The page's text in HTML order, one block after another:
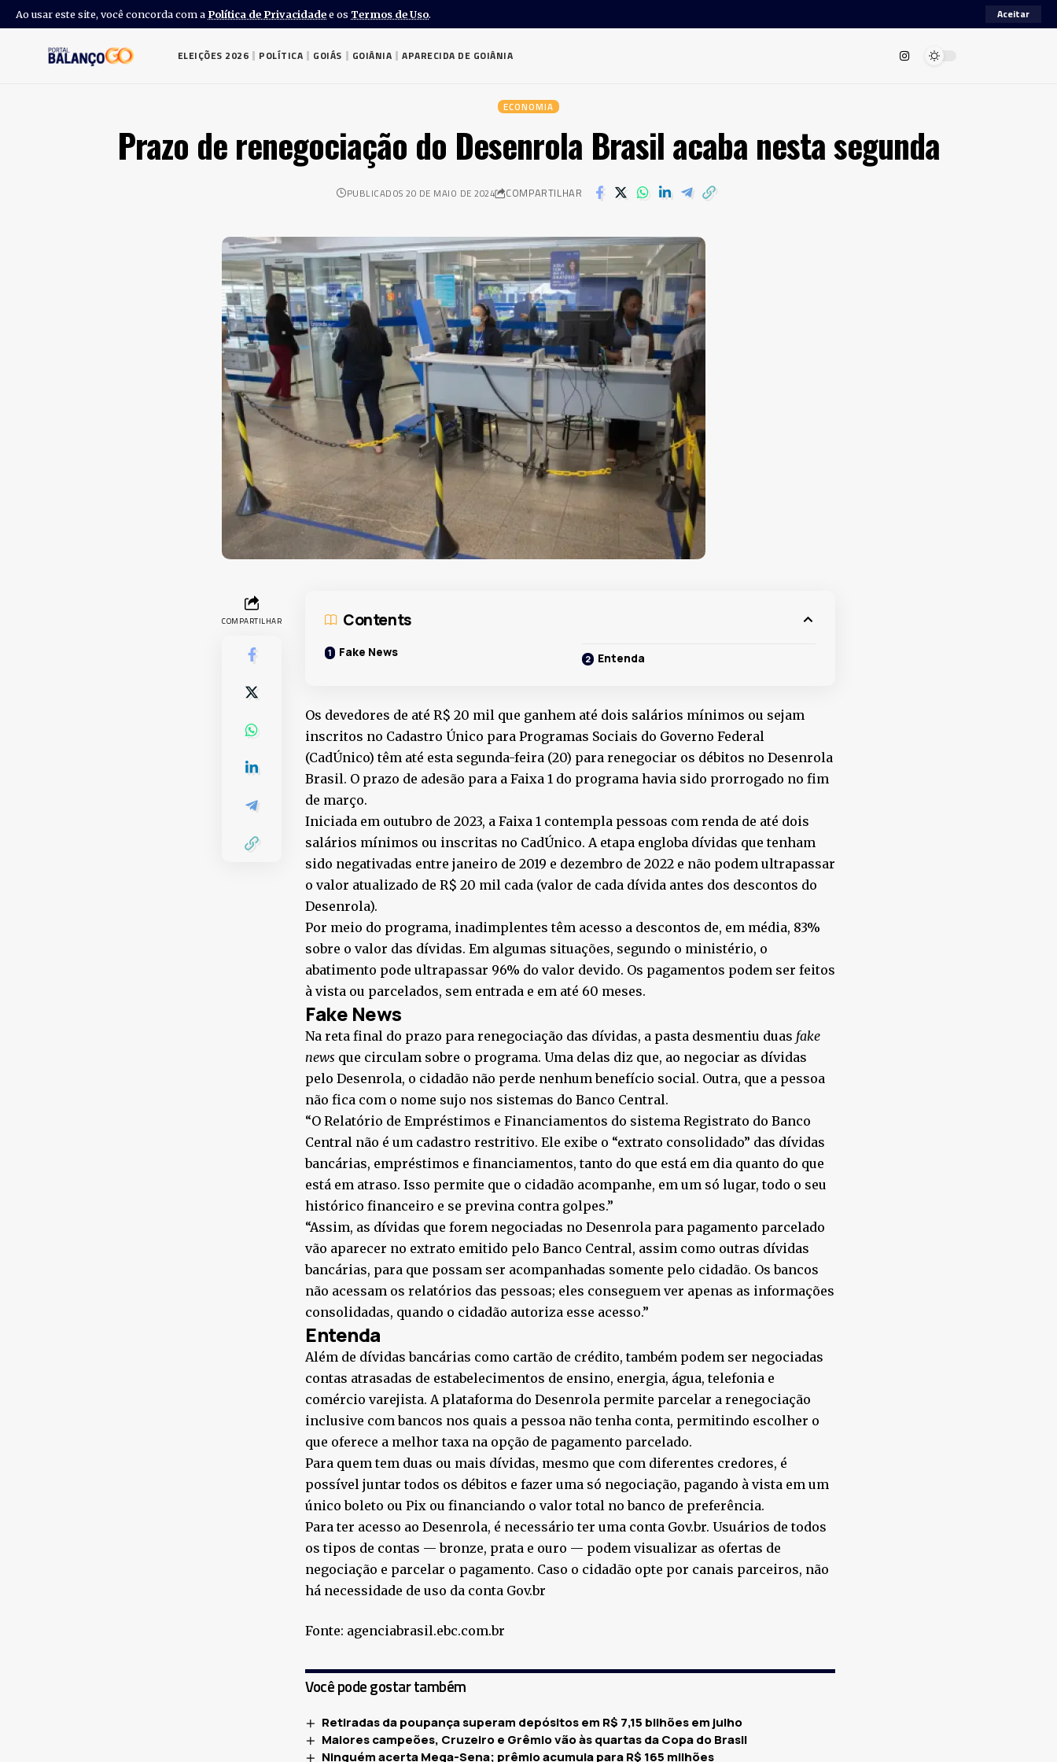
Ao usar este site, você concorda com a Política de Privacidadee os Termos de Uso. Aceitar
ELEIÇÕES 2026 POLÍTICA GOIÁS GOIÂNIA APARECIDA DE GOIÂNIA
ECONOMIA
Prazo de renegociação do Desenrola Brasil acaba nesta segunda
PUBLICADOS 20 DE MAIO DE 2024 COMPARTILHAR
COMPARTILHAR Contents
Fake News Entenda
Os devedores de até R$ 20 mil que ganhem até dois salários mínimos ou sejam
inscritos no Cadastro Único para Programas Sociais do Governo Federal
(CadÚnico) têm até esta segunda-feira (20) para renegociar os débitos no Desenrola
Brasil. O prazo de adesão para a Faixa 1 do programa havia sido prorrogado no fim
de março.
Iniciada em outubro de 2023, a Faixa 1 contempla pessoas com renda de até dois
salários mínimos ou inscritas no CadÚnico. A etapa engloba dívidas que tenham
sido negativadas entre janeiro de 2019 e dezembro de 2022 e não podem ultrapassar
o valor atualizado de R$ 20 mil cada (valor de cada dívida antes dos descontos do
Desenrola).
Por meio do programa, inadimplentes têm acesso a descontos de, em média, 83%
sobre o valor das dívidas. Em algumas situações, segundo o ministério, o
abatimento pode ultrapassar 96% do valor devido. Os pagamentos podem ser feitos
à vista ou parcelados, sem entrada e em até 60 meses.
Fake News
Na reta final do prazo para renegociação das dívidas, a pasta desmentiu duas fake
news que circulam sobre o programa. Uma delas diz que, ao negociar as dívidas
pelo Desenrola, o cidadão não perde nenhum benefício social. Outra, que a pessoa
não fica com o nome sujo nos sistemas do Banco Central.
“O Relatório de Empréstimos e Financiamentos do sistema Registrato do Banco
Central não é um cadastro restritivo. Ele exibe o “extrato consolidado” das dívidas
bancárias, empréstimos e financiamentos, tanto do que está em dia quanto do que
está em atraso. Isso permite que o cidadão acompanhe, em um só lugar, todo o seu
histórico financeiro e se previna contra golpes.”
“Assim, as dívidas que forem negociadas no Desenrola para pagamento parcelado
vão aparecer no extrato emitido pelo Banco Central, assim como outras dívidas
bancárias, para que possam ser acompanhadas somente pelo cidadão. Os bancos
não acessam os relatórios das pessoas; eles conseguem ver apenas as informações
consolidadas, quando o cidadão autoriza esse acesso.”
Entenda
Além de dívidas bancárias como cartão de crédito, também podem ser negociadas
contas atrasadas de estabelecimentos de ensino, energia, água, telefonia e
comércio varejista. A plataforma do Desenrola permite parcelar a renegociação
inclusive com bancos nos quais a pessoa não tenha conta, permitindo escolher o
que oferece a melhor taxa na opção de pagamento parcelado.
Para quem tem duas ou mais dívidas, mesmo que com diferentes credores, é
possível juntar todos os débitos e fazer uma só negociação, pagando à vista em um
único boleto ou Pix ou financiando o valor total no banco de preferência.
Para ter acesso ao Desenrola, é necessário ter uma conta Gov.br. Usuários de todos
os tipos de contas — bronze, prata e ouro — podem visualizar as ofertas de
negociação e parcelar o pagamento. Caso o cidadão opte por canais parceiros, não
há necessidade de uso da conta Gov.br
Fonte: agenciabrasil.ebc.com.br
Você pode gostar também
Retiradas da poupança superam depósitos em R$ 7,15 bilhões em julho
Maiores campeões, Cruzeiro e Grêmio vão às quartas da Copa do Brasil
Ninguém acerta Mega-Sena; prêmio acumula para R$ 165 milhões